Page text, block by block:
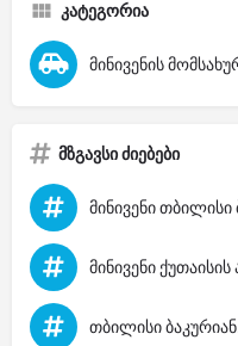
კატეგორია
მინივენის
მზგავსი ძიებები